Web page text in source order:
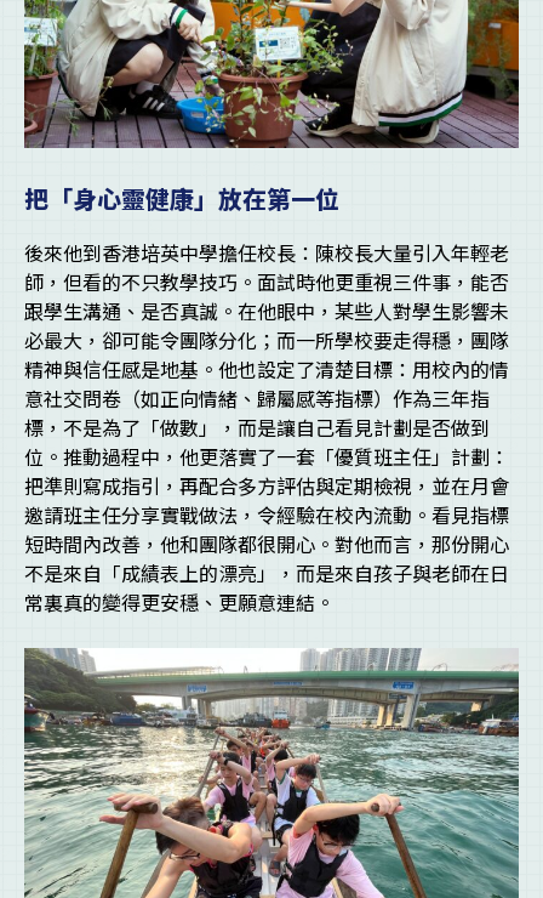
把「身心靈健康」放在第一位
後來他到香港培英中學擔任校長：陳校長大量引入年輕老
師，但看的不只教學技巧。面試時他更重視三件事，能否
跟學生溝通、是否真誠。在他眼中，某些人對學生影響未
必最大，卻可能令團隊分化；而一所學校要走得穩，團隊
精神與信任感是地基。他也設定了清楚目標：用校內的情
意社交問卷（如正向情緒、歸屬感等指標）作為三年指
標，不是為了「做數」，而是讓自己看見計劃是否做到
位。推動過程中，他更落實了一套「優質班主任」計劃：
把準則寫成指引，再配合多方評估與定期檢視，並在月會
邀請班主任分享實戰做法，令經驗在校內流動。看見指標
短時間內改善，他和團隊都很開心。對他而言，那份開心
不是來自「成績表上的漂亮」，而是來自孩子與老師在日
常裏真的變得更安穩、更願意連結。